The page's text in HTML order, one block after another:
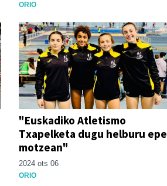
ORIO
"Euskadiko Atletismo
Txapelketa dugu helburu epe
motzean"
2024 ots 06
ORIO